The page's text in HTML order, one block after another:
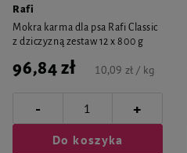
Rafi
Mokra karma dla psa Rafi Classic
z dziczyzną zestaw 12 x 800 g
96,84 zł 10,09 zł / kg
- +
Do koszyka